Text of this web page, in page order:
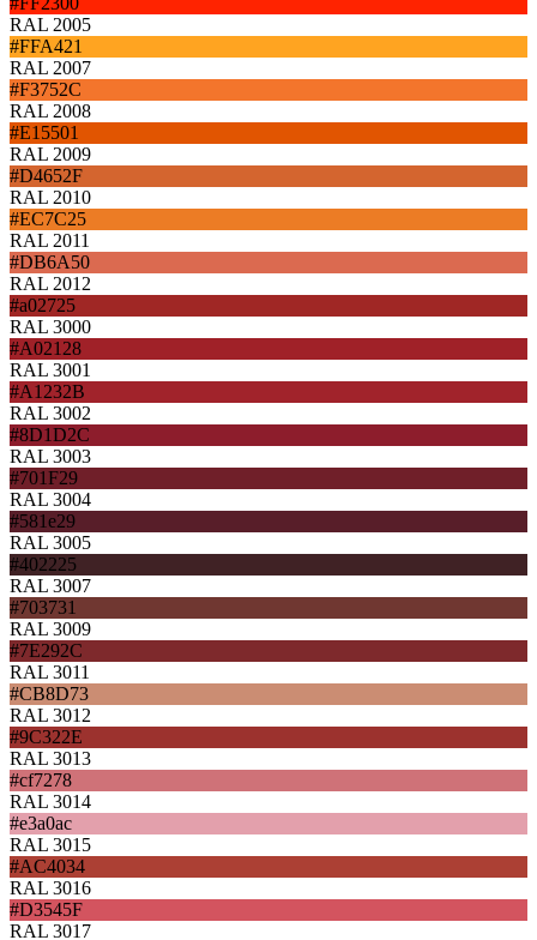
RAL 2005
#FFA421
RAL 2007
#F3752C
RAL 2008
#E15501
RAL 2009
#D4652F
RAL 2010
#EC7C25
RAL 2011
#DB6A50
RAL 2012
#a02725
RAL 3000
#A02128
RAL 3001
#A1232B
RAL 3002
#8D1D2C
RAL 3003
#701F29
RAL 3004
#581e29
RAL 3005
#402225
RAL 3007
#703731
RAL 3009
#7E292C
RAL 3011
#CB8D73
RAL 3012
#9C322E
RAL 3013
#cf7278
RAL 3014
#e3a0ac
RAL 3015
#AC4034
RAL 3016
#D3545F
RAL 3017